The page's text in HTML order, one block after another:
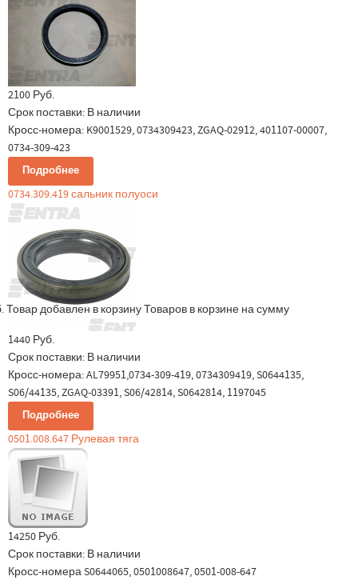
Товар добавлен в корзину Товаров в корзине на сумму
2100 Руб.
Срок поставки: В наличии
Кросс-номера: K9001529, 0734309423, ZGAQ-02912, 401107-00007,
0734-309-423
Подробнее
0734.309.419 сальник полуоси
1440 Руб.
Срок поставки: В наличии
Кросс-номера: AL79951,0734-309-419, 0734309419, S0644135,
S06/44135, ZGAQ-03391, S06/42814, S0642814, 1197045
Подробнее
0501.008.647 Рулевая тяга
14250 Руб.
Срок поставки: В наличии
Кросс-номера S0644065, 0501008647, 0501-008-647